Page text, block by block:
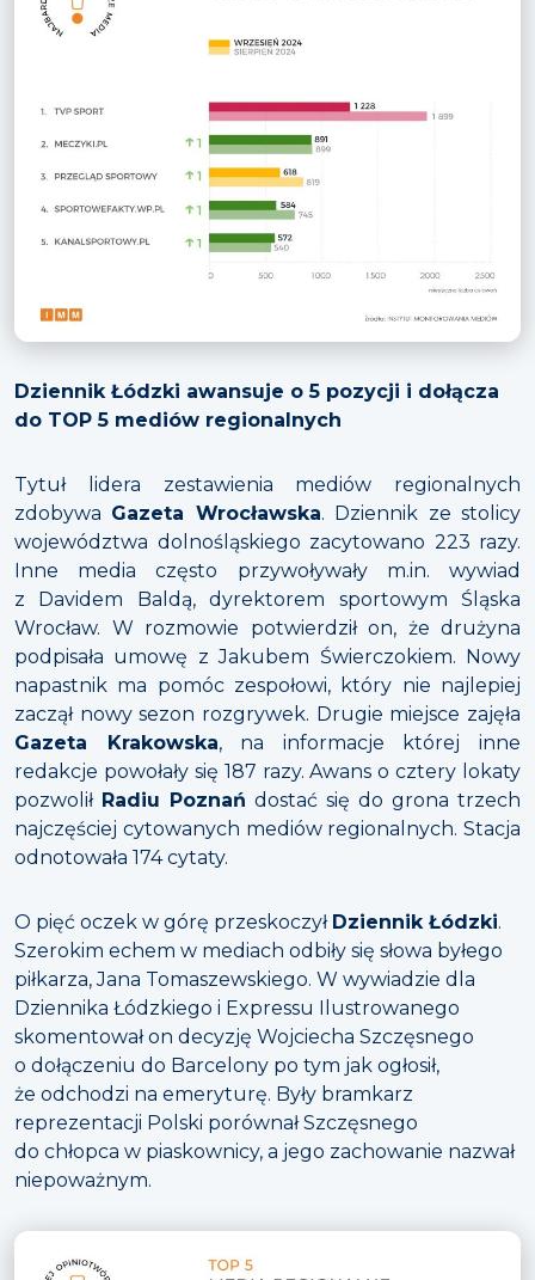
Dziennik Łódzki awansuje o 5 pozycji i dołącza
do TOP 5 mediów regionalnych
Tytuł lidera zestawienia mediów regionalnych
zdobywa Gazeta Wrocławska. Dziennik ze stolicy
województwa dolnośląskiego zacytowano 223 razy.
Inne media często przywoływały m.in. wywiad
z Davidem Baldą, dyrektorem sportowym Śląska
Wrocław. W rozmowie potwierdził on, że drużyna
podpisała umowę z Jakubem Świerczokiem. Nowy
napastnik ma pomóc zespołowi, który nie najlepiej
zaczął nowy sezon rozgrywek. Drugie miejsce zajęła
Gazeta Krakowska, na informacje której inne
redakcje powołały się 187 razy. Awans o cztery lokaty
pozwolił Radiu Poznań dostać się do grona trzech
najczęściej cytowanych mediów regionalnych. Stacja
odnotowała 174 cytaty.
O pięć oczek w górę przeskoczył Dziennik Łódzki.
Szerokim echem w mediach odbiły się słowa byłego
piłkarza, Jana Tomaszewskiego. W wywiadzie dla
Dziennika Łódzkiego i Expressu Ilustrowanego
skomentował on decyzję Wojciecha Szczęsnego
o dołączeniu do Barcelony po tym jak ogłosił,
że odchodzi na emeryturę. Były bramkarz
reprezentacji Polski porównał Szczęsnego
do chłopca w piaskownicy, a jego zachowanie nazwał
niepoważnym.